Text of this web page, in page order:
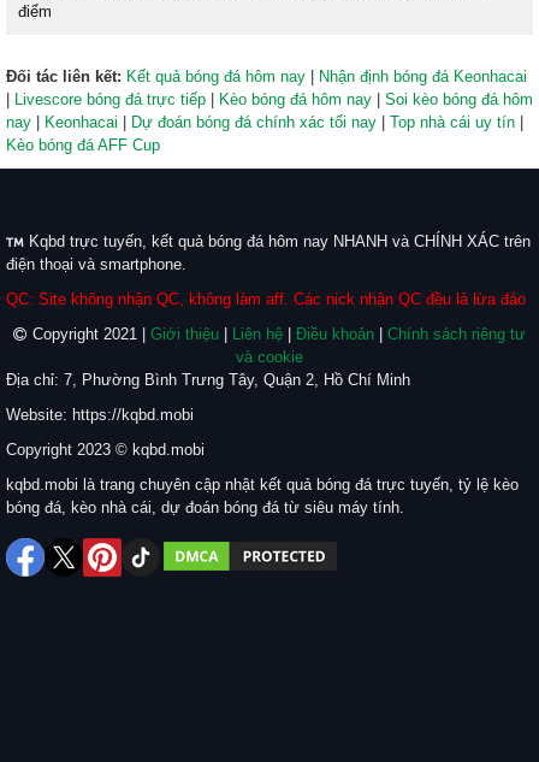
điểm
Đối tác liên kết: Kết quả bóng đá hôm nay
Nhận định bóng đá Keonhacai
Livescore bóng đá trực tiếp Kèo bóng đá hôm nay
Soi kèo bóng đá hôm
nay
Keonhacai Dự đoán bóng đá chính xác tối nay Top nhà cái uy tín
Kèo bóng đá AFF Cup
Kqbd trực tuyến, kết quả bóng đá hôm nay NHANH và CHÍNH XÁC trên
điện thoại và smartphone.
QC: Site không nhận QC, không làm aff. Các nick nhận QC đều là lừa đảo
Copyright 2021 | Giới thiệu Liên hệ Điều khoản
Chính sách riêng tư
và cookie
Địa chỉ: 7, Phường Bình Trưng Tây, Quận 2, Hồ Chí Minh
Website: https://kqbd.mobi
Copyright 2023 © kqbd.mobi
kqbd.mobi là trang chuyên cập nhật kết quả bóng đá trực tuyến, tỷ lệ kèo
bóng đá, kèo nhà cái, dự đoán bóng đá từ siêu máy tính.